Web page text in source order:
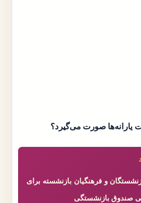
و فرهنگیان بازنشسته برای
صندوق بازنشستگی